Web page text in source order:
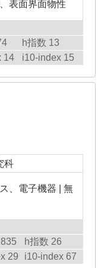
表面界面物性
h指数 13
14 i10-index 15
科
、電子機器 | 無
h指数 26
29 i10-index 67